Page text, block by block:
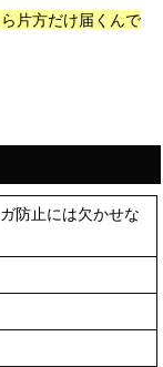
片方だけ届くんで
防止には欠かせな